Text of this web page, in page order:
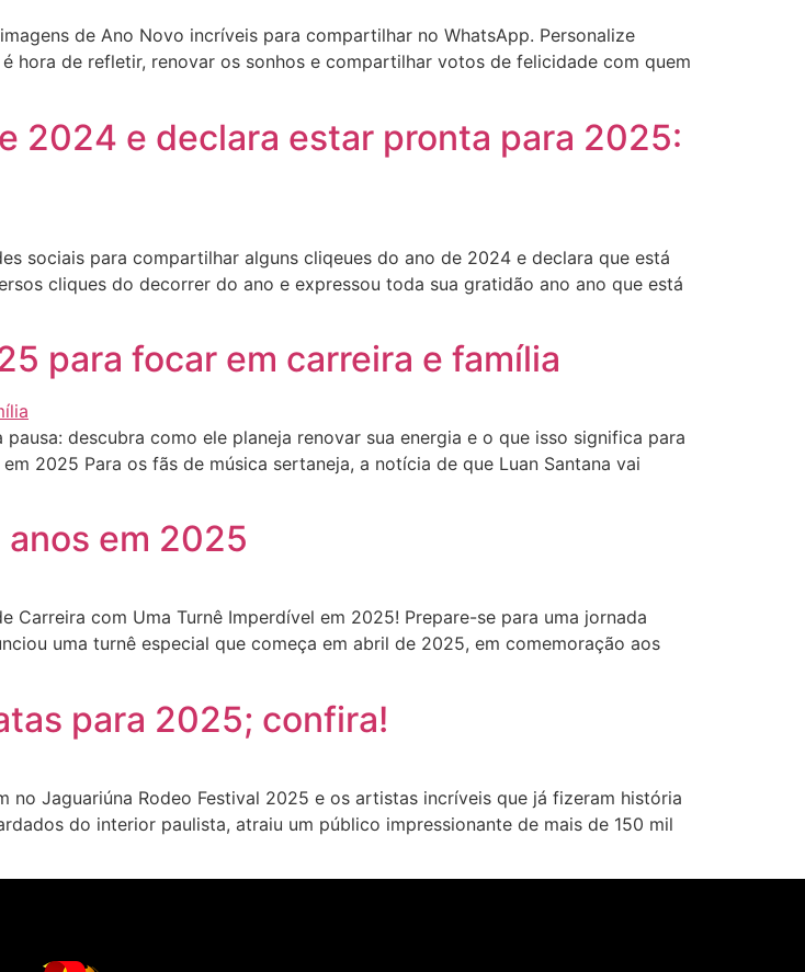
de Ano Novo incríveis para compartilhar no WhatsApp. Personalize
hora de refletir, renovar os sonhos e compartilhar votos de felicidade com quem
2024 e declara estar pronta para 2025:
sociais para compartilhar alguns cliqeues do ano de 2024 e declara que está
cliques do decorrer do ano e expressou toda sua gratidão ano ano que está
para focar em carreira e família
descubra como ele planeja renovar sua energia e o que isso significa para
2025 Para os fãs de música sertaneja, a notícia de que Luan Santana vai
em 2025
Carreira com Uma Turnê Imperdível em 2025! Prepare-se para uma jornada
uma turnê especial que começa em abril de 2025, em comemoração aos
para 2025; confira!
no Jaguariúna Rodeo Festival 2025 e os artistas incríveis que já fizeram história
do interior paulista, atraiu um público impressionante de mais de 150 mil